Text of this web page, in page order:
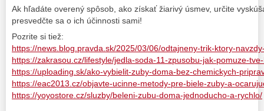
Ak hľadáte overený spôsob, ako získať žiarivý úsmev, určite
presvedčte sa o ich účinnosti sami!
Pozrite si tiež:
https://news.blog.pravda.sk/2025/03/06/odtajneny-trik-ktory-
https://zakrasou.cz/lifestyle/jedla-soda-11-zpusobu-jak-pomuze-
https://uploading.sk/ako-vybielit-zuby-doma-bez-chemickych-
https://eac2013.cz/objavte-ucinne-metody-pre-biele-zuby-a-
https://yoyostore.cz/sluzby/beleni-zubu-doma-jednoducho-a-rychlo/